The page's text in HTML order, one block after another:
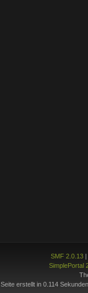
SMF 2.0.13|
SimplePortal
Seite erstellt in 0.114